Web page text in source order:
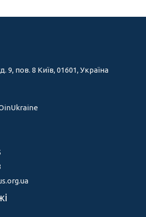
9, пов. 8 Київ, 01601, Україна